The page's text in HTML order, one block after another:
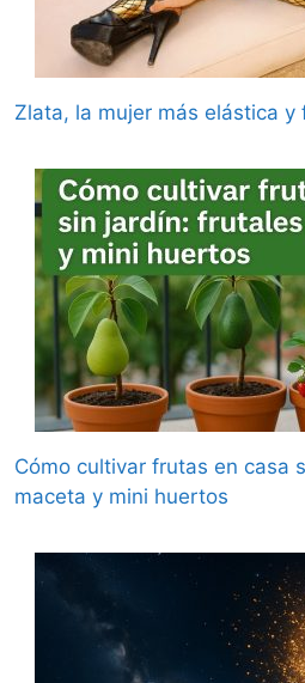
Zlata, la mujer más elástica
Cómo cultivar frutas en casa
maceta y mini huertos